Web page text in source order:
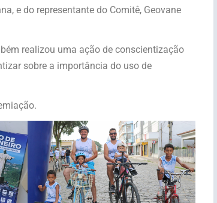
e do representante do Comitê, Geovane
realizou uma ação de conscientização
sobre a importância do uso de